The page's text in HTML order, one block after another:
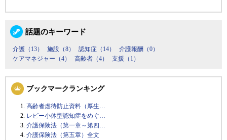
話題のキーワード
介護（13） 施設（8） 認知症（14）
介護報酬（0）
ケアマネジャー（4）
高齢者（4） 支援（1）
ブックマークランキング
高齢者虐待防止資料（厚生…
レビー小体型認知症をめぐ…
介護保険法（第一章～第四…
介護保険法（第五章）全文